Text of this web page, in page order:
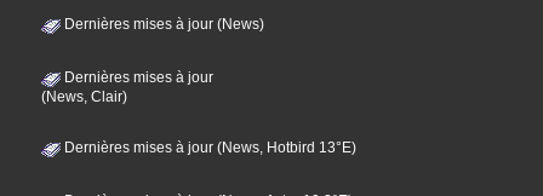
Dernières mises à jour (News)
Dernières mises à jour
(News, Clair)
Dernières mises à jour (News, Hotbird 13°E)